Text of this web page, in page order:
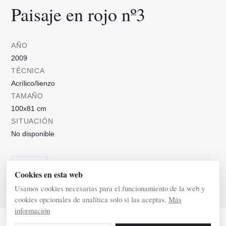
Paisaje en rojo nº3
AÑO
2009
TÉCNICA
Acrílico/lienzo
TAMAÑO
100x81 cm
SITUACIÓN
No disponible
Cookies en esta web
Usamos cookies necesarias para el funcionamiento de la web y
cookies opcionales de analítica solo si las aceptas. Más
información